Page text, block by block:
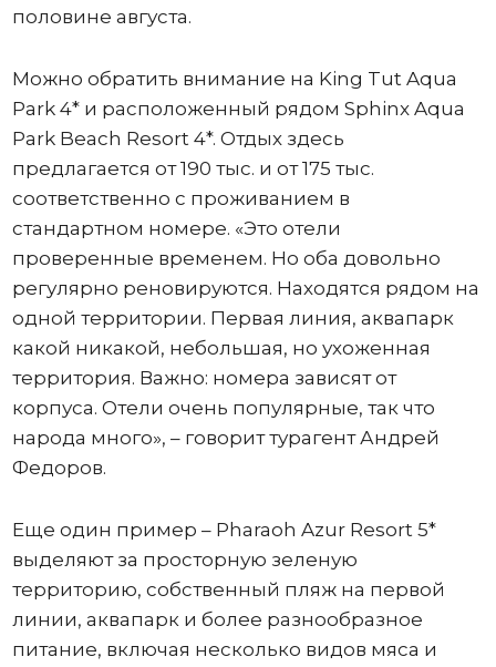
половине августа.
Можно обратить внимание на King Tut Aqua
Park 4* и расположенный рядом Sphinx Aqua
Park Beach Resort 4*. Отдых здесь
предлагается от 190 тыс. и от 175 тыс.
соответственно с проживанием в
стандартном номере. «Это отели
проверенные временем. Но оба довольно
регулярно реновируются. Находятся рядом на
одной территории. Первая линия, аквапарк
какой никакой, небольшая, но ухоженная
территория. Важно: номера зависят от
корпуса. Отели очень популярные, так что
народа много», – говорит турагент Андрей
Федоров.
Еще один пример – Pharaoh Azur Resort 5*
выделяют за просторную зеленую
территорию, собственный пляж на первой
линии, аквапарк и более разнообразное
питание, включая несколько видов мяса и